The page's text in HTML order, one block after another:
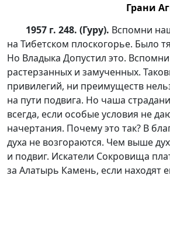
Грани
1957 г. 248. (Гуру). Вспомни
на Тибетском плоскогорье. Было
Но Владыка Допустил это.
растерзанных и замученных.
привилегий, ни преимуществ
на пути подвига. Но чаша
всегда, если особые условия не
начертания. Почему это так? В
духа не возгораются. Чем выше
и подвиг. Искатели Сокровища
за Алатырь Камень, если находят